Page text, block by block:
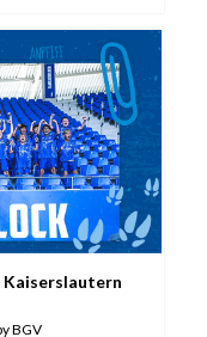
Kaiserslautern
BGV